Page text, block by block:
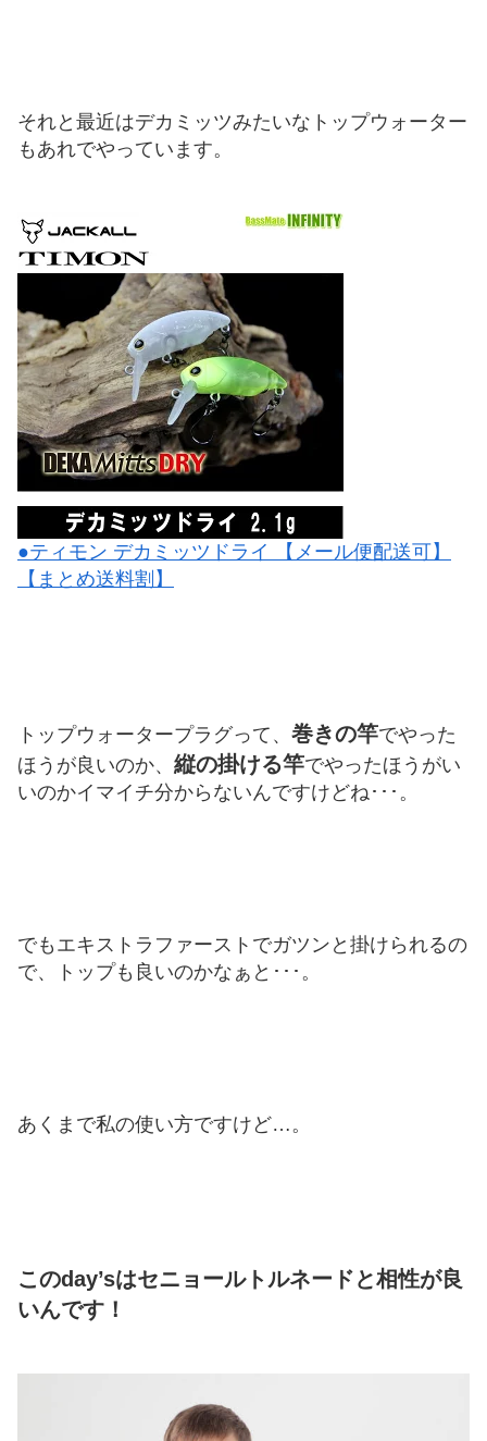
それと最近はデカミッツみたいなトップウォーター
もあれでやっています。
●ティモン デカミッツドライ 【メール便配送可】
【まとめ送料割】
トップウォータープラグって、 巻きの竿でやった
ほうが良いのか、 縦の掛ける竿でやったほうがい
いのかイマイチ分からないんですけどね･･･。
でもエキストラファーストでガツンと掛けられるの
で、トップも良いのかなぁと･･･。
あくまで私の使い方ですけど…。
このday’sはセニョールトルネードと相性が良
いんです！